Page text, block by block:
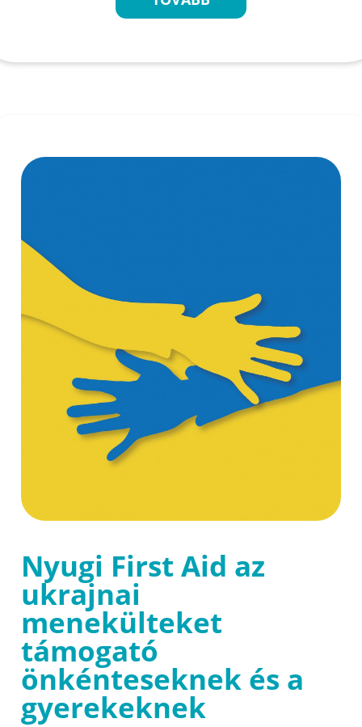
Nyugi First Aid az
ukrajnai
menekülteket
támogató
önkénteseknek és a
gyerekeknek